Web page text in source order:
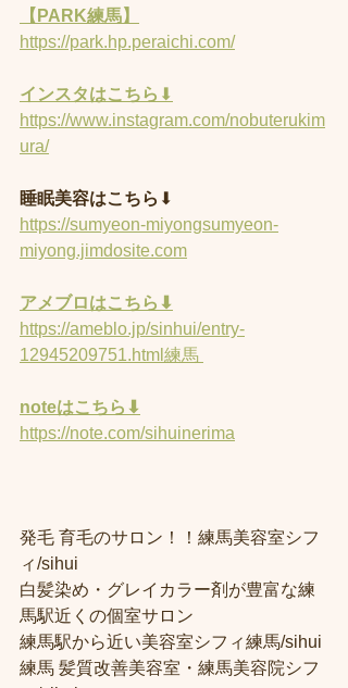
【PARK練馬】
https://park.hp.peraichi.com/
インスタはこちら ⬇︎
https://www.instagram.com/nobuterukim
ura/
睡眠美容はこちら ⬇︎
https://sumyeon-miyongsumyeon-
miyong.jimdosite.com
アメブロはこちら⬇︎
https://ameblo.jp/sinhui/entry-
12945209751.html練馬
noteはこちら⬇︎
https://note.com/sihuinerima
発毛 育毛のサロン！！練馬美容室シフ
ィ/sihui
白髪染め・グレイカラー剤が豊富な練
馬駅近くの個室サロン
練馬駅から近い美容室シフィ練馬/sihui
練馬 髪質改善美容室・練馬美容院シフ